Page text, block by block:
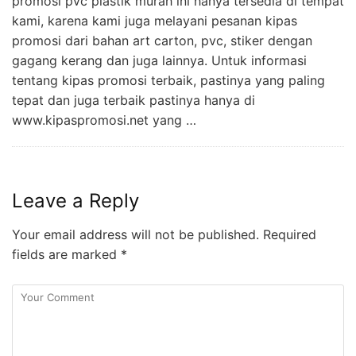
kami, karena kami juga melayani pesanan kipas
promosi dari bahan art carton, pvc, stiker dengan
gagang kerang dan juga lainnya. Untuk informasi
tentang kipas promosi terbaik, pastinya yang paling
tepat dan juga terbaik pastinya hanya di
www.kipaspromosi.net yang …
Leave a Reply
Your email address will not be published. Required
fields are marked *